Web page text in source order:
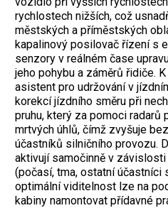
rychlostech nižších, což
městských a příměstských
kapalinový posilovač řízení s
senzory v reálném čase
jeho pohybu a záměrů řidiče.
asistent pro udržování v
korekcí jízdního směru při
pruhu, který za pomoci radarů
mrtvých úhlů, čímž zvyšuje
účastníků silničního provozu.
aktivují samočinně v
(počasí, tma, ostatní účastníci
optimální viditelnost lze na
kabiny namontovat přídavné